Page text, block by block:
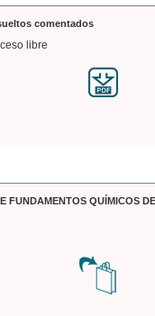
comentados
libre
FUNDAMENTOS QUÍMICOS